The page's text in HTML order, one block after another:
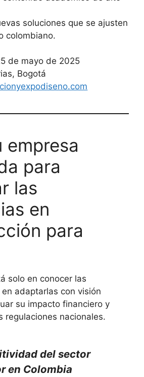
soluciones que se ajusten
colombiano.
de mayo de 2025
Bogotá
empresa
para
las
en
para
solo en conocer las
adaptarlas con visión
su impacto financiero y
regulaciones nacionales.
del sector
en Colombia